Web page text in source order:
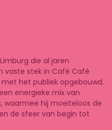
die al jaren
vaste stek in Café Café
het publiek opgebouwd.
energieke mix van
waarmee hij moeiteloos de
de sfeer van begin tot